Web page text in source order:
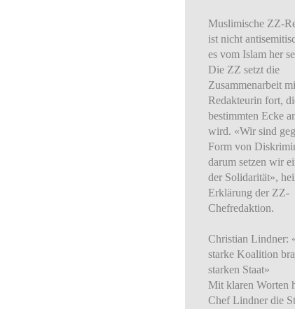
Muslimische ZZ-
ist nicht
es vom Islam her
Die ZZ setzt die
Zusammenarbeit
Redakteurin fort,
bestimmten Ecke
wird. «Wir sind
Form von
darum setzen wir
der Solidarität»,
Erklärung der ZZ-
Chefredaktion.
Christian Lindner:
starke Koalition
starken Staat»
Mit klaren Worten
Chef Lindner die